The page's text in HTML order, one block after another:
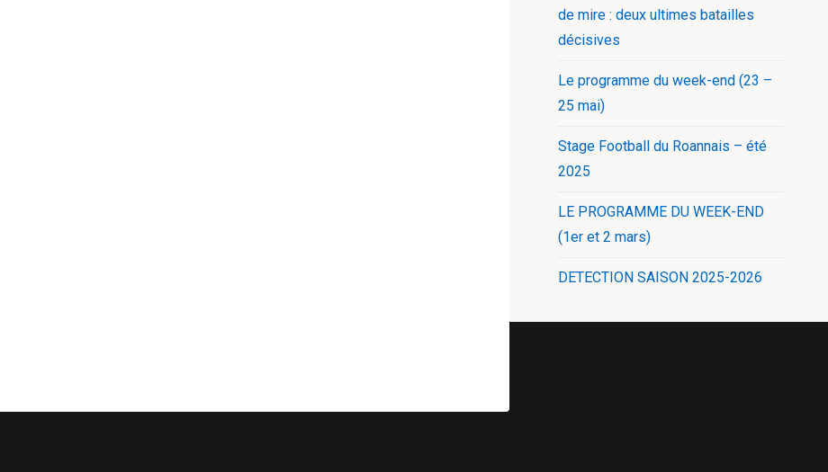
de mire : deux ultimes batailles
décisives
Le programme du week-end (23 –
25 mai)
Stage Football du Roannais – été
2025
LE PROGRAMME DU WEEK-END
(1er et 2 mars)
DETECTION SAISON 2025-2026